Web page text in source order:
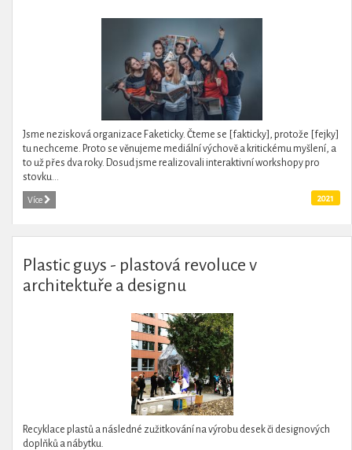
Jsme nezisková organizace Faketicky. Čteme se [fakticky], protože [fejky]
tu nechceme. Proto se věnujeme mediální výchově a kritickému myšlení, a
to už přes dva roky. Dosud jsme realizovali interaktivní workshopy pro
stovku...
Více 2021
Plastic guys - plastová revoluce v
architektuře a designu
Recyklace plastů a následné zužitkování na výrobu desek či designových
doplňků a nábytku.